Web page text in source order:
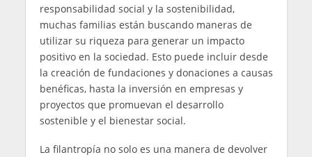
responsabilidad social y la sostenibilidad,
muchas familias están buscando maneras de
utilizar su riqueza para generar un impacto
positivo en la sociedad. Esto puede incluir desde
la creación de fundaciones y donaciones a causas
benéficas, hasta la inversión en empresas y
proyectos que promuevan el desarrollo
sostenible y el bienestar social.
La filantropía no solo es una manera de devolver